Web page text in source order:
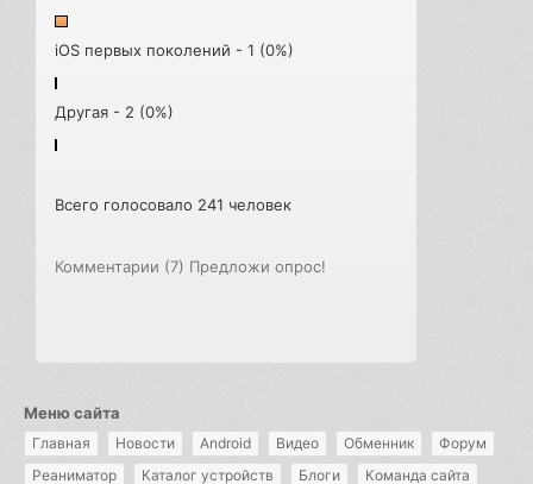
iOS первых поколений - 1 (0%)
Другая - 2 (0%)
Всего голосовало 241 человек
Комментарии (7) Предложи опрос!
Меню сайта
Главная Новости Android Видео Обменник
Форум
Реаниматор
Каталог устройств Блоги Команда сайта